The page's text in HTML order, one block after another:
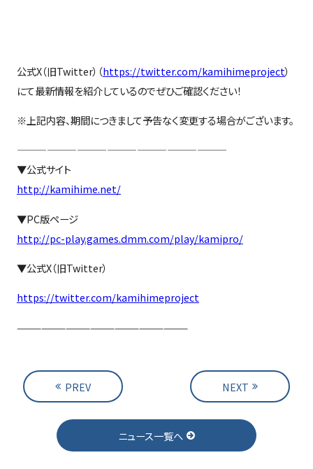
公式X（旧Twitter）（https://twitter.com/kamihimeproject）
にて最新情報を紹介しているのでぜひご確認ください！
※上記内容、期間につきまして予告なく変更する場合がございます。
—————————————————————
▼公式サイト
http://kamihime.net/
▼PC版ページ
http://pc-play.games.dmm.com/play/kamipro/
▼公式X（旧Twitter）
https://twitter.com/kamihimeproject
—————————————————————
PREV NEXT
ニュース一覧へ